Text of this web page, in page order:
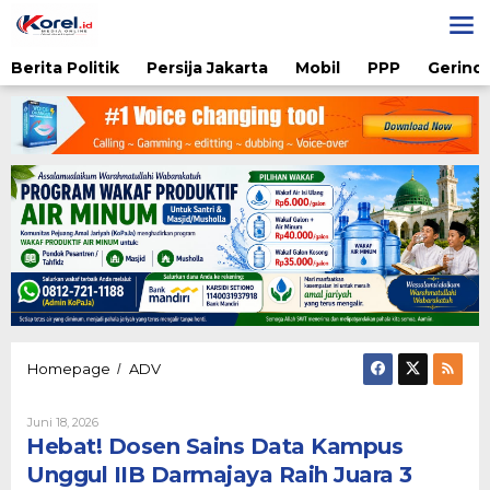
ke
Berita Politik
Persija Jakarta Mobil PPP
Homepage / ADVHebat!
Kampus
Unggul
IIB
Juni 18, 2026Oleh
Shodiq
Permono
Hebat! Dosen Sains Data Kampus
Unggul IIB Darmajaya Raih Juara 3